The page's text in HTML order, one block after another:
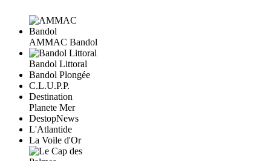
AMMAC Bandol
Bandol Littoral
Bandol Plongée
C.L.U.P.P.
Destination
Planete Mer
DestopNews
L'Atlantide
La Voile d'Or